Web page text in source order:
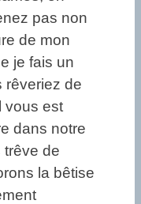
pas non
de mon
je fais un
rêveriez de
vous est
dans notre
trêve de
la bêtise